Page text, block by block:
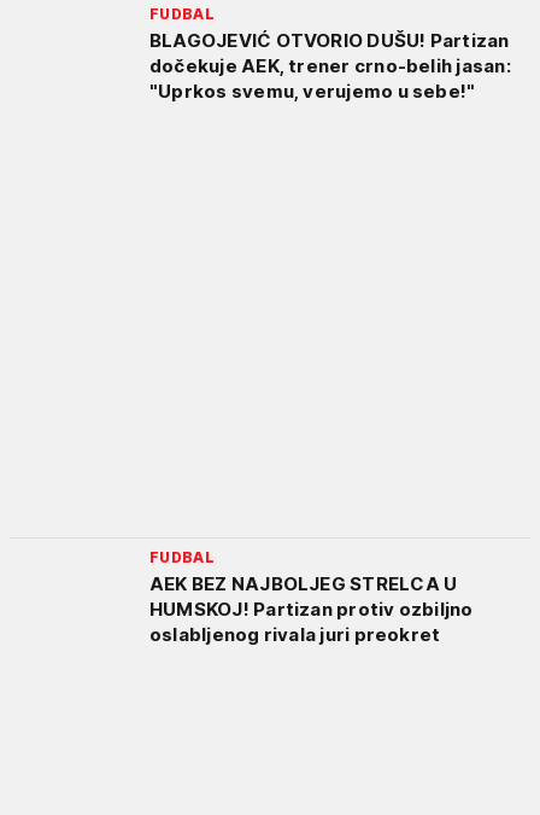
FUDBAL
BLAGOJEVIĆ OTVORIO DUŠU! Partizan
dočekuje AEK, trener crno-belih jasan:
"Uprkos svemu, verujemo u sebe!"
FUDBAL
AEK BEZ NAJBOLJEG STRELCA U
HUMSKOJ! Partizan protiv ozbiljno
oslabljenog rivala juri preokret